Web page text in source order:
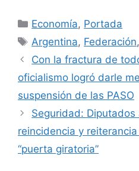
Categorías
Economía, Portada
Etiquetas
Argentina, Federación
Con la fractura de
oficialismo logró darle
suspensión de las PASO
Seguridad:
reincidencia y
“puerta giratoria”